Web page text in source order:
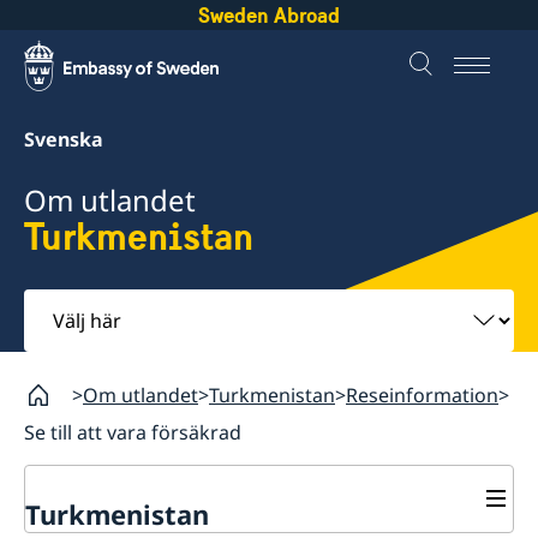
Sweden Abroad
Svenska
Om utlandet
Turkmenistan
Välj
här
Om utlandet Turkmenistan Reseinformation
Se till att vara försäkrad
Turkmenistan